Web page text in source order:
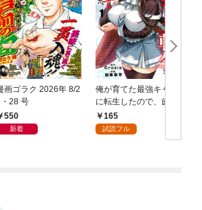
画ゴラク 2026年 8/2
28 号
550
新着
俺が育てた最強キャラ
に転生したので、歯向
かうヤツはすべてぶん
殴って生きる事にしま
165
試読フル